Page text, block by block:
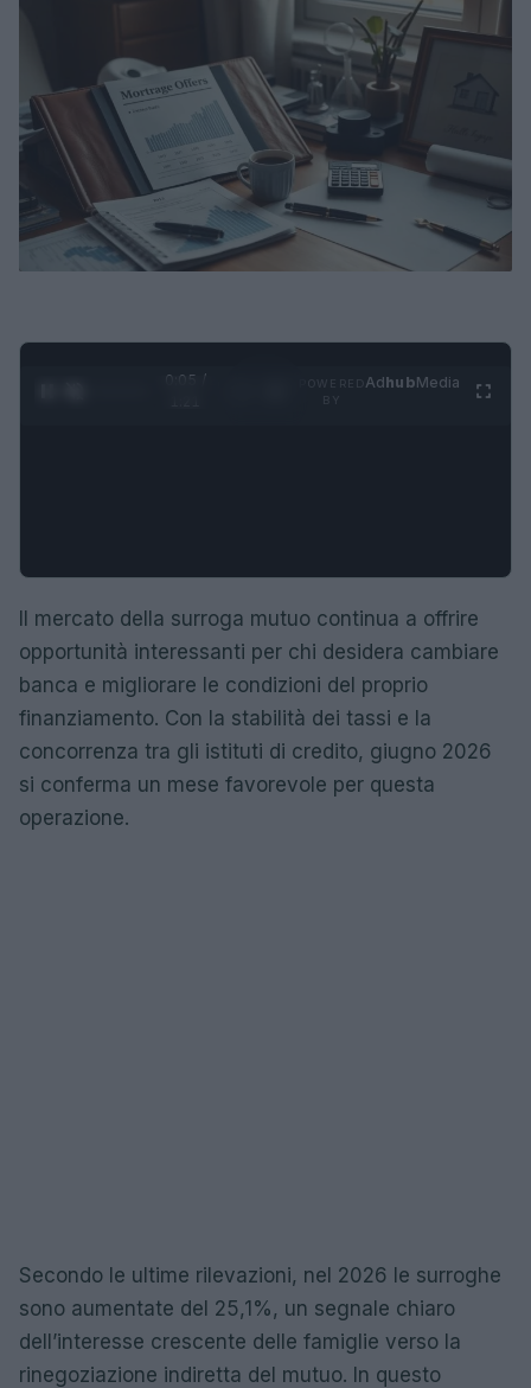
0:05 /
AdhubMedia
Il mercato della surroga mutuo continua a offrire
opportunità interessanti per chi desidera cambiare
banca e migliorare le condizioni del proprio
finanziamento. Con la stabilità dei tassi e la
concorrenza tra gli istituti di credito, giugno 2026
si conferma un mese favorevole per questa
operazione.
Secondo le ultime rilevazioni, nel 2026 le surroghe
sono aumentate del 25,1%, un segnale chiaro
dell’interesse crescente delle famiglie verso la
rinegoziazione indiretta del mutuo. In questo